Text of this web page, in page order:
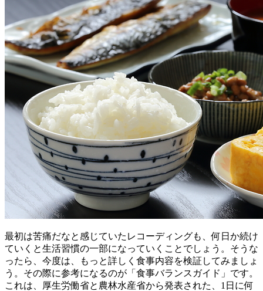
最初は苦痛だなと感じていたレコーディングも、何日か続け
ていくと生活習慣の一部になっていくことでしょう。そうな
ったら、今度は、もっと詳しく食事内容を検証してみましょ
う。その際に参考になるのが「食事バランスガイド」です。
これは、厚生労働省と農林水産省から発表された、1日に何